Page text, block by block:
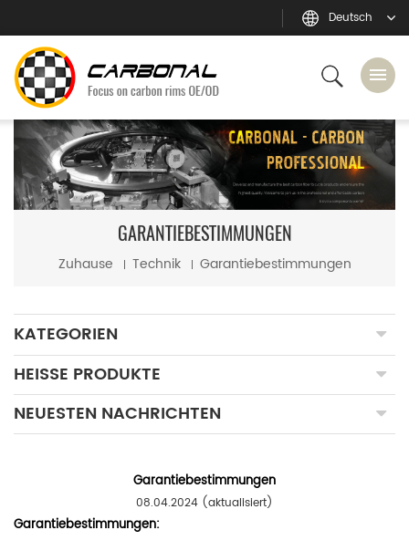
Deutsch
GARANTIEBESTIMMUNGEN
Zuhause Technik Garantiebestimmungen
KATEGORIEN
HEISSE PRODUKTE
NEUESTEN NACHRICHTEN
Garantiebestimmungen
08.04.2024 (aktualisiert)
Garantiebestimmungen: